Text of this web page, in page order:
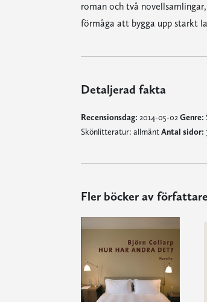
roman och två
förmåga att bygga upp starkt
Detaljerad fakta
Recensionsdag: 2014-05-02 Genre:
Skönlitteratur: allmäntAntal sidor:
Fler böcker av